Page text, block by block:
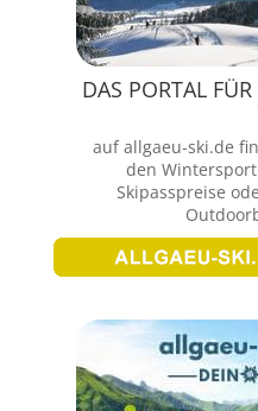
DAS PORTAL
auf allgaeu-ski.de
den
Skipasspreise